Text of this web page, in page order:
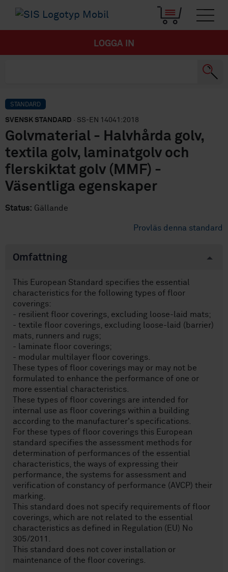
LOGGA IN
STANDARD
SVENSK STANDARD · SS-EN 14041:2018
Golvmaterial - Halvhårda golv,
textila golv, laminatgolv och
flerskiktat golv (MMF) -
Väsentliga egenskaper
Status: Gällande
Provläs denna standard
Omfattning
This European Standard specifies the essential
characteristics for the following types of floor
coverings:
- resilient floor coverings, excluding loose-laid mats;
- textile floor coverings, excluding loose-laid (barrier)
mats, runners and rugs;
- laminate floor coverings;
- modular multilayer floor coverings.
These types of floor coverings may or may not be
formulated to enhance the performance of one or
more essential characteristics.
These types of floor coverings are intended for
internal use as floor coverings within a building
according to the manufacturer's specifications.
For these types of floor coverings this European
standard specifies the assessment methods for
determination of performances of the essential
characteristics, the ways of expressing their
performance, the systems for assessment and
verification of constancy of performance (AVCP) their
marking.
This standard does not specify requirements of floor
coverings, which are not related to the essential
characteristics as defined in Regulation (EU) No
305/2011.
This standard does not cover installation or
maintenance of the floor coverings.